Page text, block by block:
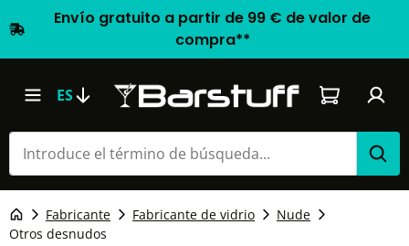
Envío gratuito a partir de 99 € de valor de
compra**
ES El carrito
Fabricante Fabricante de vidrio
Nude
Otros desnudos